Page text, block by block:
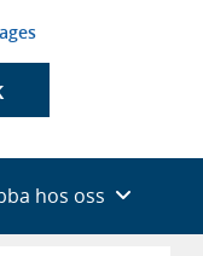
hos oss